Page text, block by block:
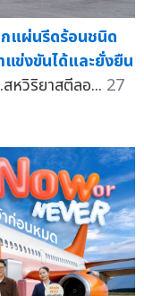
กแผ่นรีดร้อนชนิด
ข่งขันได้และยั่งยืน
หวิริยาสตีลอ... 27